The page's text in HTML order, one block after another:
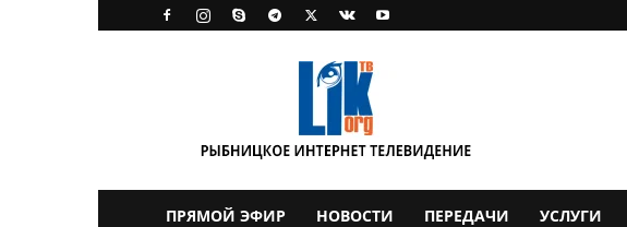
ПРЯМОЙ ЭФИР НОВОСТИ ПЕРЕДАЧИ УСЛУГИ